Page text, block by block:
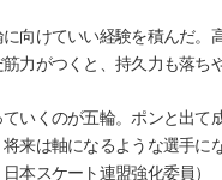
向けていい経験を積んだ。
力がつくと、持久力も落ち
いくのが五輪。ポンと出て
来は軸になるような選手に
本スケート連盟強化委員）